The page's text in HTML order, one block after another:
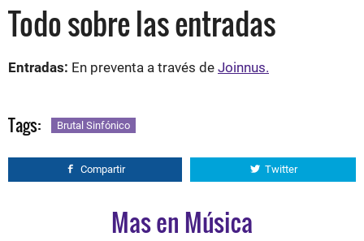
Todo sobre las entradas
Entradas: En preventa a través de Joinnus.
Tags: Brutal Sinfónico
Compartir Twitter
Mas en Música